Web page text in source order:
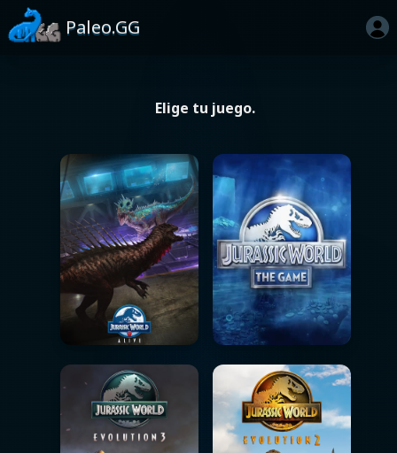
Paleo.GG
Elige tu juego.